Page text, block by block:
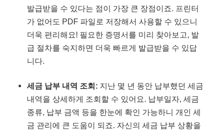
발급받을 수 있다는 점이 가장 큰 장점이죠. 프린터
가 없어도 PDF 파일로 저장해서 사용할 수 있으니
더욱 편리해요! 필요한 증명서를 미리 찾아보고, 발
급 절차를 숙지하면 더욱 빠르게 발급받을 수 있답
니다.
세금 납부 내역 조회: 지난 몇 년 동안 납부했던 세금
내역을 상세하게 조회할 수 있어요. 납부일자, 세금
종류, 납부 금액 등을 한눈에 확인 가능하니 개인 세
금 관리에 큰 도움이 되죠. 자신의 세금 납부 상황을